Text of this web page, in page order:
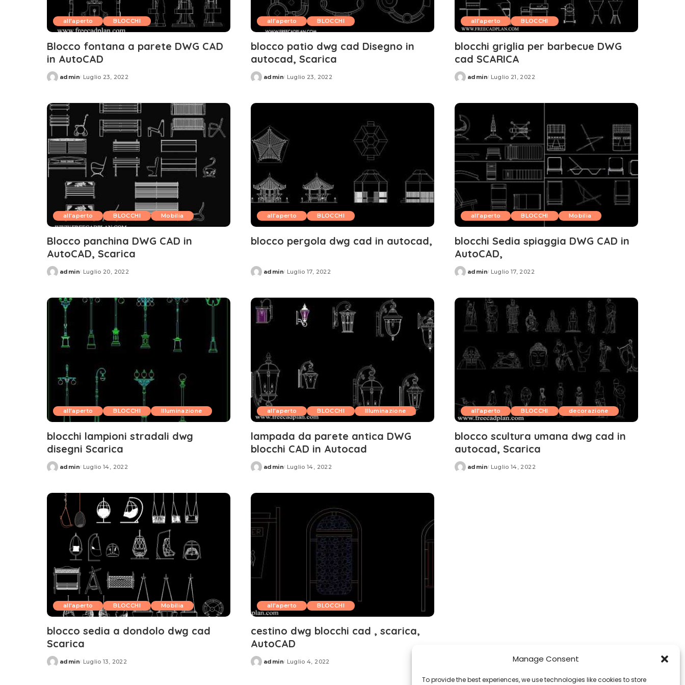
Manage Consent
To provide the best experiences, we use technologies like cookies to store
all'aperto BLOCCHI
Blocco fontana a parete DWG CAD
in AutoCAD
Posted
admin Luglio 23, 2022
all'aperto BLOCCHI
blocco patio dwg cad Disegno in
autocad, Scarica
Posted
admin Luglio 23, 2022
all'aperto BLOCCHI
blocchi griglia per barbecue DWG
cad SCARICA
Posted
admin Luglio 21, 2022
all'aperto BLOCCHI Mobilia
Blocco panchina DWG CAD in
AutoCAD, Scarica
Posted
admin Luglio 20, 2022
all'aperto BLOCCHI
blocco pergola dwg cad in autocad,
Posted
admin Luglio 17, 2022
all'aperto BLOCCHI Mobilia
blocchi Sedia spiaggia DWG CAD in
AutoCAD,
Posted
admin Luglio 17, 2022
all'aperto BLOCCHI Illuminazione
blocchi lampioni stradali dwg
disegni Scarica
Posted
admin Luglio 14, 2022
all'aperto BLOCCHI Illuminazione
lampada da parete antica DWG
blocchi CAD in Autocad
Posted
admin Luglio 14, 2022
all'aperto BLOCCHI decorazione
blocco scultura umana dwg cad in
autocad, Scarica
Posted
admin Luglio 14, 2022
all'aperto BLOCCHI Mobilia
blocco sedia a dondolo dwg cad
Scarica
Posted
admin Luglio 13, 2022
all'aperto BLOCCHI
cestino dwg blocchi cad , scarica,
AutoCAD
Posted
admin Luglio 4, 2022